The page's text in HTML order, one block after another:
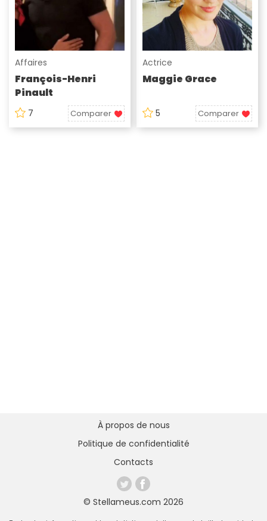
Affaires
François-Henri
Pinault
7 Comparer
Actrice
Maggie Grace
5 Comparer
© Stellameus.com 2026
À propos de nous
Politique de confidentialité
Contacts